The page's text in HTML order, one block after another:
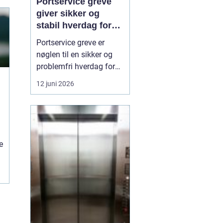
giver sikker og
stabil hverdag for
porte
Portservice greve er
nøglen til en sikker og
problemfri hverdag for
både private og
virksomheder, der
industriporte eller
specialporte i den
daglige drift. Når en port
ikke fungerer, som den
skal, kan det skabe både
sikkerhedsri...
12 juni 2026